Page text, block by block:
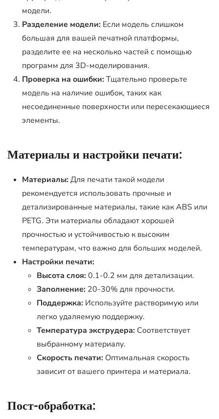
модели.
Разделение модели: Если модель слишком
большая для вашей печатной платформы,
разделите ее на несколько частей с помощью
программ для 3D-моделирования.
Проверка на ошибки:Тщательно проверьте
модель на наличие ошибок, таких как
несоединенные поверхности или пересекающиеся
элементы.
Материалы и настройки печати:
Материалы:Для печати такой модели
рекомендуется использовать прочные и
детализированные материалы, такие как ABS или
PETG. Эти материалы обладают хорошей
прочностью и устойчивостью к высоким
температурам, что важно для больших моделей.
Настройки печати:
Высота слоя:0.1-0.2 мм для детализации.
Заполнение: 20-30% для прочности.
Поддержка: Используйте растворимую или
легко удаляемую поддержку.
Температура экструдера: Соответствует
выбранному материалу.
Скорость печати: Оптимальная скорость
зависит от вашего принтера и материала.
Пост-обработка: